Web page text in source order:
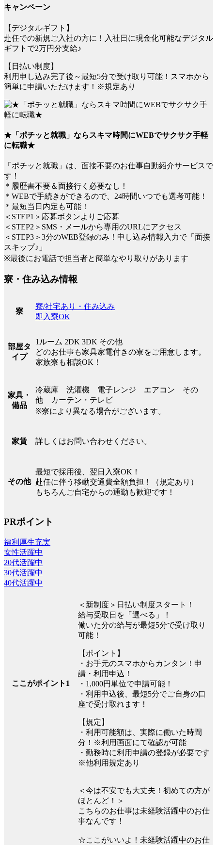
キャンペーン
【デジタルギフト】
赴任での新規ご入社の方に！入社日に現金化可能なデジタル
ギフトで2万円分支給♪
【日払い制度】
利用申し込み完了後～最短5分で受け取り可能！スマホから
簡単に申請いただけます！※規定あり
★「ポチッと就職」ならスキマ時間にWEBでサクサク手軽
に転職★
「ポチッと就職」は、面接不要のお仕事自動紹介サービスで
す！
＊履歴書不要＆面接行く必要なし！
＊WEBで手続きができるので、24時間いつでも選考可能！
＊最短当日内定も可能！
＜STEP1＞応募ボタンよりご応募
＜STEP2＞SMS・メールから専用のURLにアクセス
＜STEP3＞3分のWEB登録のみ！申し込み情報入力で「面接
スキップ♪」
※最後にお電話で担当者と簡単なやり取りがあります
寮・住み込み情報
寮
寮/社宅あり・住み込み
即入寮OK
部屋タ
イプ
1ルーム 2DK 3DK その他
どのお仕事も家具家電付きの寮をご用意します。
家族寮も相談OK！
家具・
備品
冷蔵庫 洗濯機 電子レンジ エアコン その
他 カーテン・テレビ
※寮により異なる場合がございます。
家賃 詳しくはお問い合わせください。
その他
最短で採用後、翌日入寮OK！
赴任に伴う移動交通費全額負担！（規定あり）
もちろんご自宅からの通勤も歓迎です！
PRポイント
福利厚生充実
女性活躍中
20代活躍中
30代活躍中
40代活躍中
ここがポイント1
＜新制度＞日払い制度スタート！
給与受取日を「選べる」！
働いた分の給与が最短5分で受け取り
可能！
【ポイント】
・お手元のスマホからカンタン！申
請・利用申込！
・1,000円単位で申請可能！
・利用申込後、最短5分でご自身の口
座で受け取れます！
【規定】
・利用可能額は、実際に働いた時間
分！※利用画面にて確認が可能
・勤務時に利用申請の登録が必要です
※他利用規定あり
＜今は不安でも大丈夫！初めての方が
ほとんど！＞
こちらのお仕事は未経験活躍中のお仕
事なんです！
☆ここがいいよ！未経験活躍中のお仕